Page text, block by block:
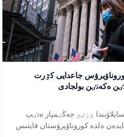
جاعدايى كٷرت
ەكەنٸن بولجادى
ٶزٸن جەڭٸمپاز ەتٸپ
ەلدە كوروناۆيرۋستان قايتىس